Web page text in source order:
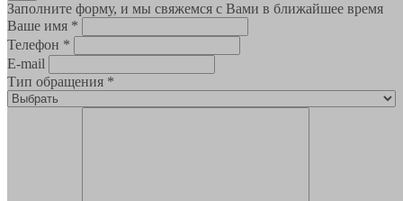
Заполните форму, и мы свяжемся с Вами в ближайшее время
Ваше имя *
Телефон *
E-mail
Тип обращения *